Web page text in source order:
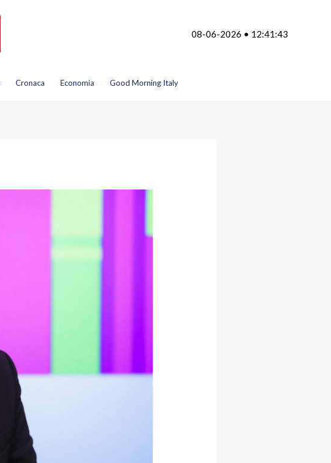
08-06-2026 • 12:41:43
Cronaca Economia Good Morning Italy